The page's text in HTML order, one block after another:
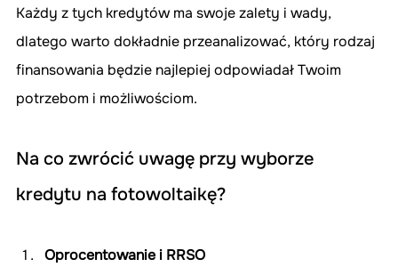
Każdy z tych kredytów ma swoje zalety i wady,
dlatego warto dokładnie przeanalizować, który rodzaj
finansowania będzie najlepiej odpowiadał Twoim
potrzebom i możliwościom.
Na co zwrócić uwagę przy wyborze
kredytu na fotowoltaikę?
Oprocentowanie i RRSO